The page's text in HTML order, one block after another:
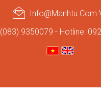
(083) 9350079 - Hotline: